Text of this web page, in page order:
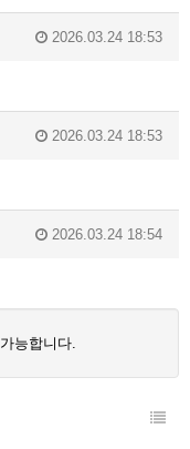
2026.03.24 18:53
2026.03.24 18:53
2026.03.24 18:54
능합니다.